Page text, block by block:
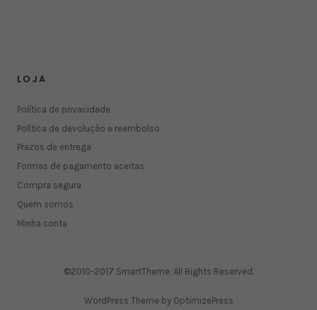
LOJA
Política de privacidade
Política de devolução e reembolso
Prazos de entrega
Formas de pagamento aceitas
Compra segura
Quem somos
Minha conta
©2010-2017 SmartTheme. All Rights Reserved.
WordPress Theme by OptimizePress